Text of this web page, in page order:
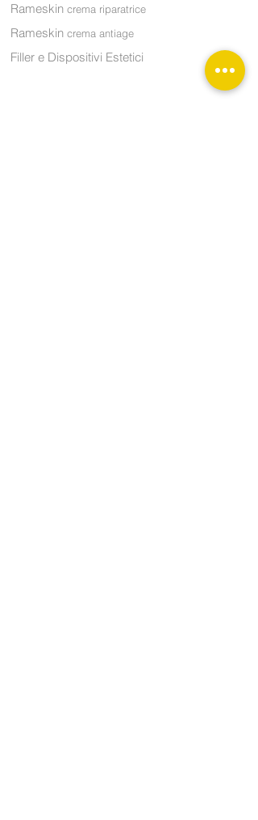
Rameskin crema riparatrice
Rameskin crema antiage
Filler e Dispositivi Estetici